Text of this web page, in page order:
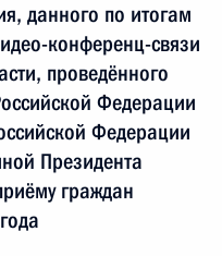
данного по итогам
конференц-связи
проведённого
Федерации
Федерации
Президента
граждан